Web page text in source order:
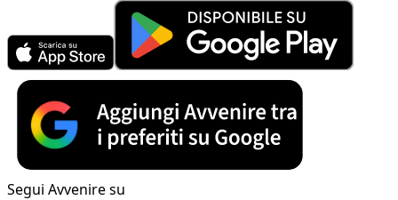
Segui Avvenire su